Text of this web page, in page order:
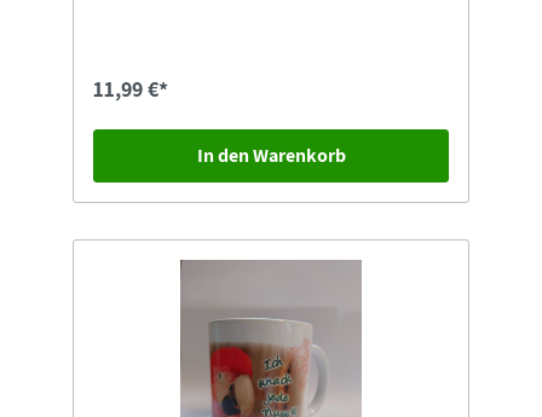
11,99 €*
In den Warenkorb